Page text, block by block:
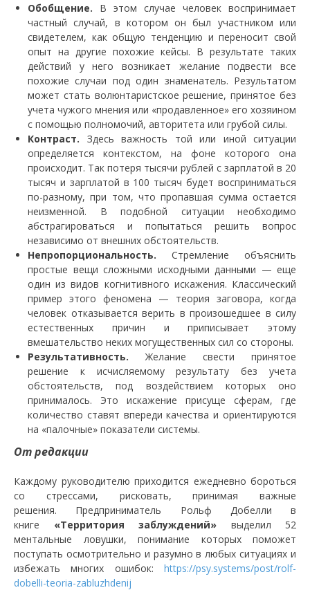
Обобщение. В этом случае человек воспринимает
частный случай, в котором он был участником или
свидетелем, как общую тенденцию и переносит свой
опыт на другие похожие кейсы. В результате таких
действий у него возникает желание подвести все
похожие случаи под один знаменатель. Результатом
может стать волюнтаристское решение, принятое без
учета чужого мнения или «продавленное» его хозяином
с помощью полномочий, авторитета или грубой силы.
Контраст. Здесь важность той или иной ситуации
определяется контекстом, на фоне которого она
происходит. Так потеря тысячи рублей с зарплатой в 20
тысяч и зарплатой в 100 тысяч будет восприниматься
по-разному, при том, что пропавшая сумма остается
неизменной. В подобной ситуации необходимо
абстрагироваться и попытаться решить вопрос
независимо от внешних обстоятельств.
Непропорциональность. Стремление объяснить
простые вещи сложными исходными данными — еще
один из видов когнитивного искажения. Классический
пример этого феномена — теория заговора, когда
человек отказывается верить в произошедшее в силу
естественных причин и приписывает этому
вмешательство неких могущественных сил со стороны.
Результативность.Желание свести принятое
решение к исчисляемому результату без учета
обстоятельств, под воздействием которых оно
принималось. Это искажение присуще сферам, где
количество ставят впереди качества и ориентируются
на «палочные» показатели системы.
От редакции
Каждому руководителю приходится ежедневно бороться
со стрессами, рисковать, принимая важные
решения. Предприниматель Рольф Добелли в
книге «Территория заблуждений» выделил 52
ментальные ловушки, понимание которых поможет
поступать осмотрительно и разумно в любых ситуациях и
избежать многих ошибок: https://psy.systems/post/rolf-
dobelli-teoria-zabluzhdenij